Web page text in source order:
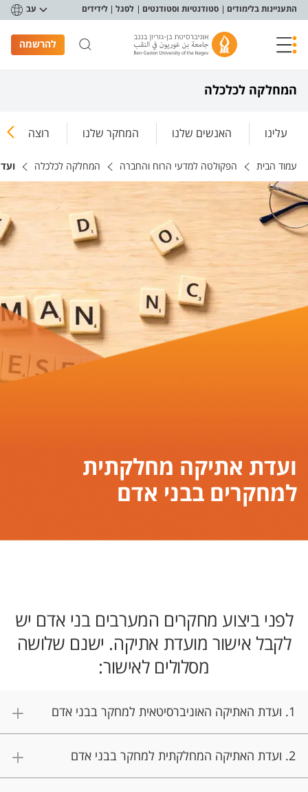
תפריט נגישות
התעניינות בלימודים סטודנטיות וסטודנטים לסגל לידידים עב
להרשמה
המחלקה לכלכלה
עלינו האנשים שלנו המחקר שלנו רוצה
עמוד הבית הפקולטה למדעי הרוח והחברה המחלקה לכלכלה
ועדת אתיקה מחלקתית
למחקרים בבני אדם
לפני ביצוע מחקרים המערבים בני אדם יש
לקבל אישור מועדת אתיקה. ישנם שלושה
מסלולים לאישור:
1. ועדת האתיקה האוניברסיטאית למחקר בבני אדם
2. ועדת האתיקה המחלקתית למחקר בבני אדם